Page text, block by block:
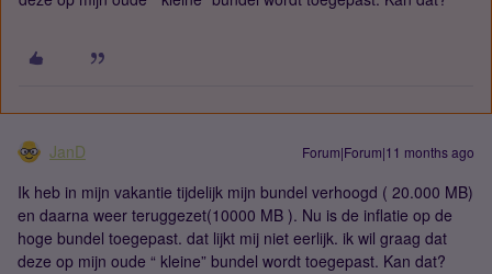
JanD Forum|Forum|11 months ago
Ik heb in mijn vakantie tijdelijk mijn bundel verhoogd ( 20.000 MB)
en daarna weer teruggezet(10000 MB ). Nu is de inflatie op de
hoge bundel toegepast. dat lijkt mij niet eerlijk. ik wil graag dat
deze op mijn oude “ kleine” bundel wordt toegepast. Kan dat?